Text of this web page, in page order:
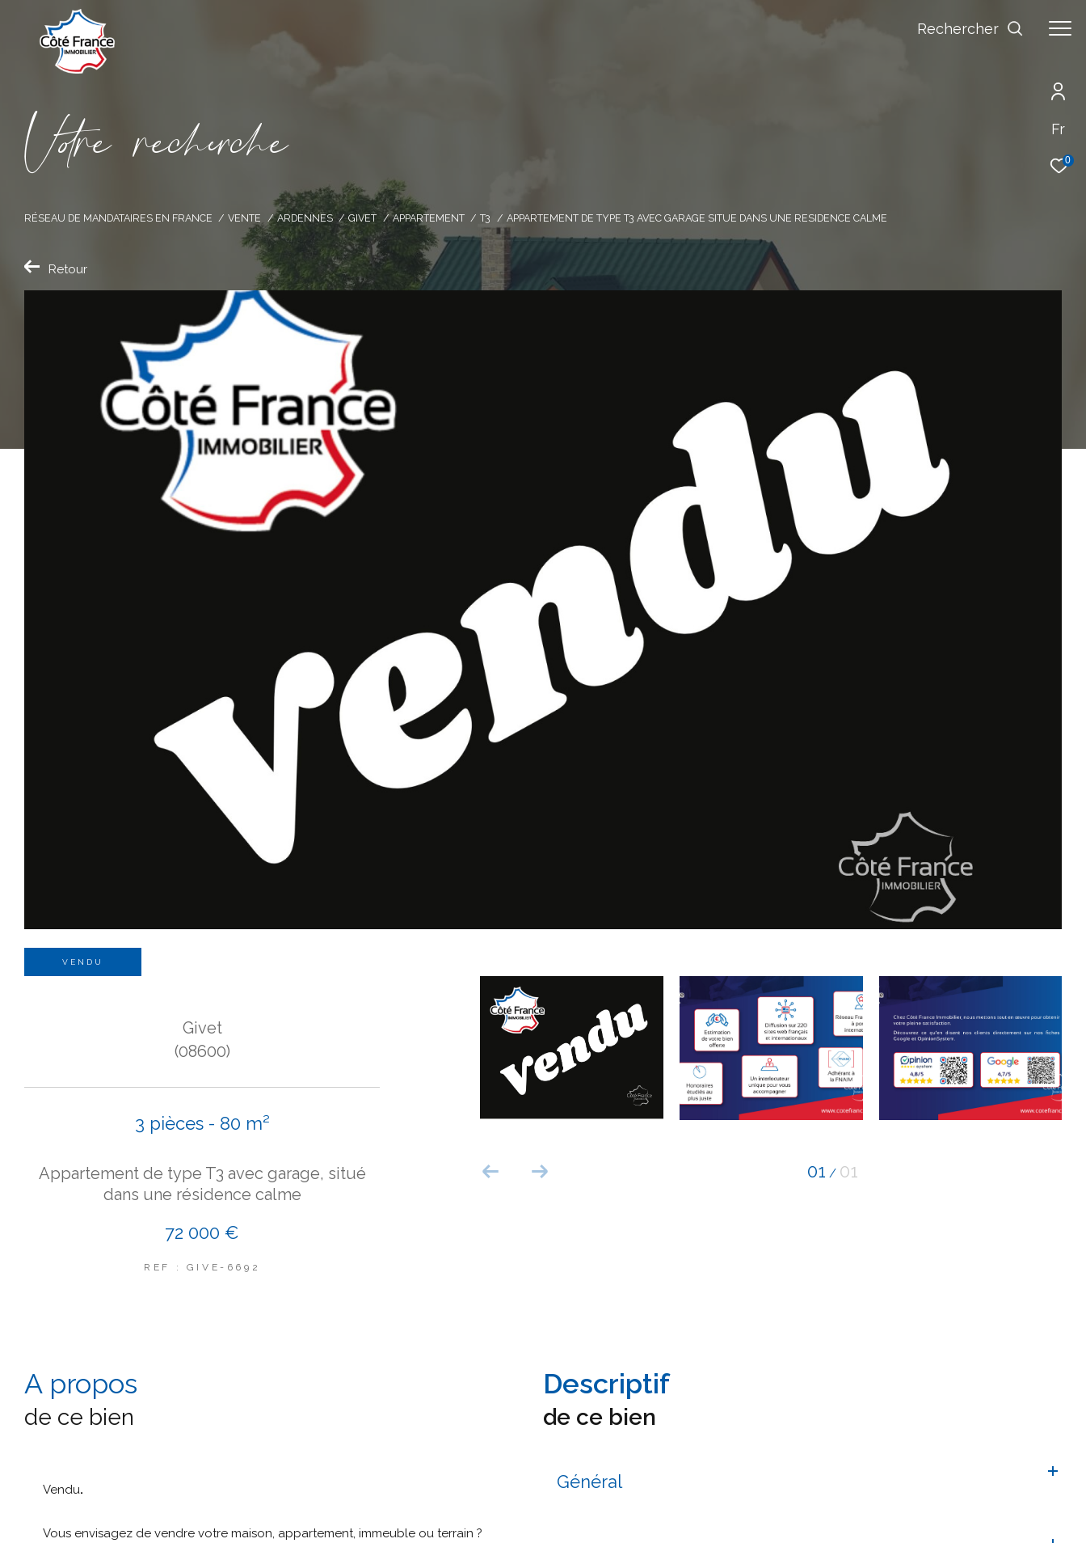
Fr
0
Rechercher
Vore recece
RÉSEAU DE MANDATAIRES EN FRANCE VENTE ARDENNES GIVET APPARTEMENT T3 APPARTEMENT DE TYPE T3 AVEC GARAGE SITUE DANS UNE RESIDENCE CALME
Retour
VENDU
01 / 01
Givet
(08600)
3 pièces - 80 m²
Appartement de type T3 avec garage, situé
dans une résidence calme
72 000 €
REF : GIVE-6692
a propos
de ce bien
Vendu.
Vous envisagez de vendre votre maison, appartement, immeuble ou terrain ?
descriptif
de ce bien
Général